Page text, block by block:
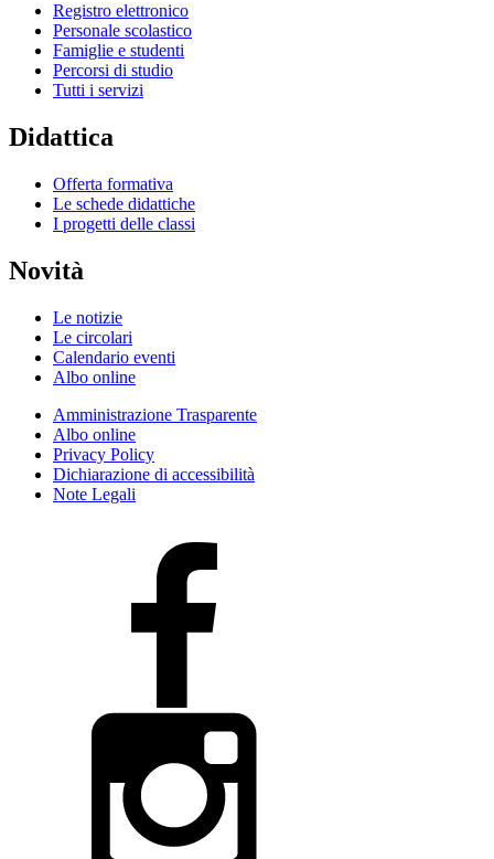
Registro elettronico
Personale scolastico
Famiglie e studenti
Percorsi di studio
Tutti i servizi
Didattica
Offerta formativa
Le schede didattiche
I progetti delle classi
Novità
Le notizie
Le circolari
Calendario eventi
Albo online
Amministrazione Trasparente
Albo online
Privacy Policy
Dichiarazione di accessibilità
Note Legali